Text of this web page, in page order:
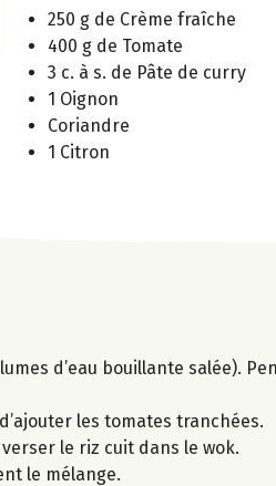
250 g de Crème fraîche
400 g de Tomate
3 c. à s. de Pâte de curry
1 Oignon
Coriandre
1 Citron
d’eau bouillante salée).
les tomates tranchées.
le riz cuit dans le wok.
le mélange.